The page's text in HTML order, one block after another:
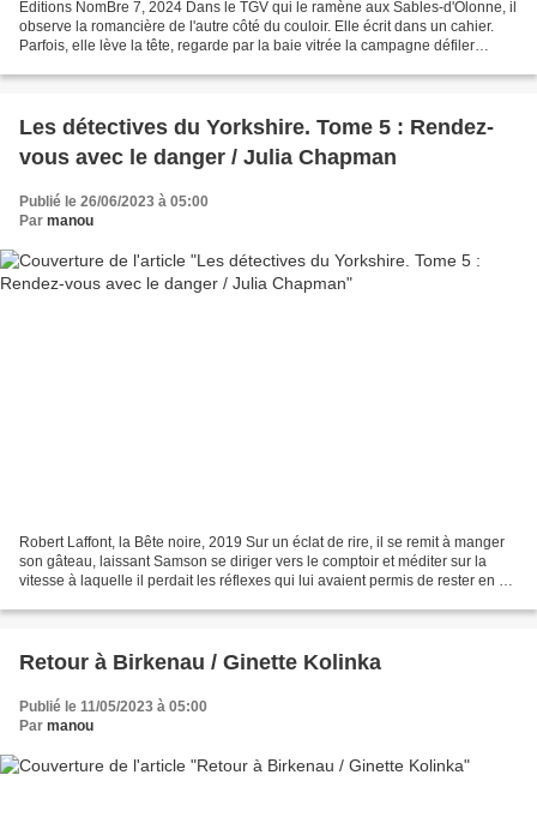
Éditions NomBre 7, 2024 Dans le TGV qui le ramène aux Sables-d'Olonne, il
observe la romancière de l'autre côté du couloir. Elle écrit dans un cahier.
Parfois, elle lève la tête, regarde par la baie vitrée la campagne défiler
Les détectives du Yorkshire. Tome 5 : Rendez-
vous avec le danger / Julia Chapman
Publié le 26/06/2023 à 05:00
Par manou
Robert Laffont, la Bête noire, 2019 Sur un éclat de rire, il se remit à manger
son gâteau, laissant Samson se diriger vers le comptoir et méditer sur la
vitesse à laquelle il perdait les réflexes qui lui avaient permis de rester en vie
Retour à Birkenau / Ginette Kolinka
Publié le 11/05/2023 à 05:00
Par manou